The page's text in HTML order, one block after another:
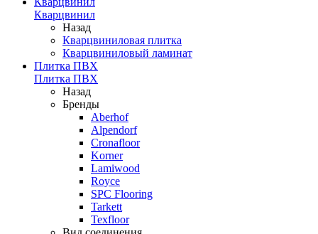
Кварцвинил
Назад
Кварцвиниловая плитка
Кварцвиниловый ламинат
Плитка ПВХ
Плитка ПВХ
Назад
Бренды
Aberhof
Alpendorf
Cronafloor
Korner
Lamiwood
Royce
SPC Flooring
Tarkett
Texfloor